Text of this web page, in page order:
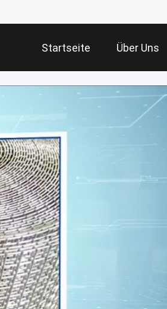
Startseite Über Uns